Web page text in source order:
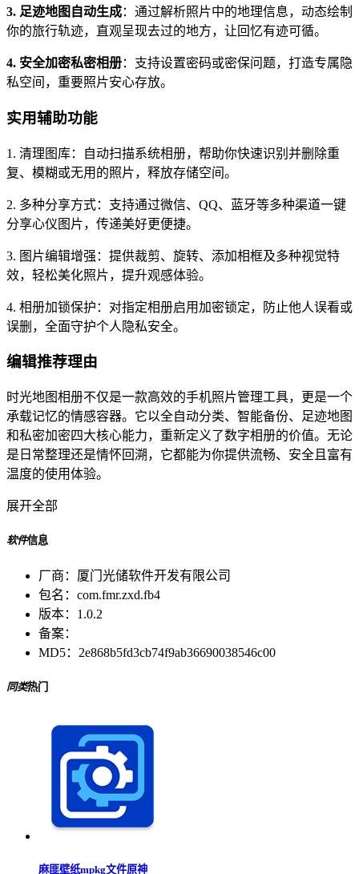
3. 足迹地图自动生成：通过解析照片中的地理信息，动态绘制
你的旅行轨迹，直观呈现去过的地方，让回忆有迹可循。
4. 安全加密私密相册：支持设置密码或密保问题，打造专属隐
私空间，重要照片安心存放。
实用辅助功能
1. 清理图库：自动扫描系统相册，帮助你快速识别并删除重
复、模糊或无用的照片，释放存储空间。
2. 多种分享方式：支持通过微信、QQ、蓝牙等多种渠道一键
分享心仪图片，传递美好更便捷。
3. 图片编辑增强：提供裁剪、旋转、添加相框及多种视觉特
效，轻松美化照片，提升观感体验。
4. 相册加锁保护：对指定相册启用加密锁定，防止他人误看或
误删，全面守护个人隐私安全。
编辑推荐理由
时光地图相册不仅是一款高效的手机照片管理工具，更是一个
承载记忆的情感容器。它以全自动分类、智能备份、足迹地图
和私密加密四大核心能力，重新定义了数字相册的价值。无论
是日常整理还是情怀回溯，它都能为你提供流畅、安全且富有
温度的使用体验。
展开全部
软件信息
厂商： 厦门光储软件开发有限公司
包名： com.fmr.zxd.fb4
版本： 1.0.2
备案：
MD5： 2e868b5fd3cb74f9ab36690038546c00
同类热门
麻匪壁纸mpkg文件原神